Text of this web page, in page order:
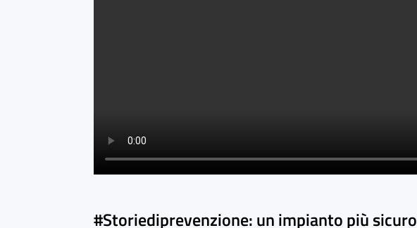
#Storiediprevenzione: un impianto più